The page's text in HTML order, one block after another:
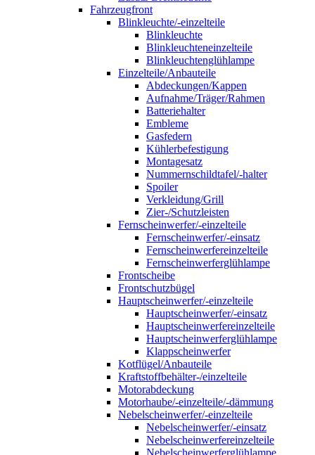
Fahrzeugfront
Blinkleuchte/-einzelteile
Blinkleuchte
Blinkleuchteneinzelteile
Blinkleuchtenglühlampe
Einzelteile/Anbauteile
Abdeckungen/Kappen
Aufnahme/Träger/Rahmen
Batteriehalter
Embleme
Gasfedern
Kühlerbefestigung
Montagesatz
Nummernschildtafel/-halter
Spoiler
Verkleidung/Grill
Zier-/Schutzleisten
Fernscheinwerfer/-einzelteile
Fernscheinwerfer/-einsatz
Fernscheinwerfereinzelteile
Fernscheinwerferglühlampe
Frontscheibe
Frontschutzbügel
Hauptscheinwerfer/-einzelteile
Hauptscheinwerfer/-einsatz
Hauptscheinwerfereinzelteile
Hauptscheinwerferglühlampe
Klappscheinwerfer
Kotflügel/Anbauteile
Kraftstoffbehälter-/einzelteile
Motorabdeckung
Motorhaube/-einzelteile/-dämmung
Nebelscheinwerfer/-einzelteile
Nebelscheinwerfer/-einsatz
Nebelscheinwerfereinzelteile
Nebelscheinwerferglühlampe